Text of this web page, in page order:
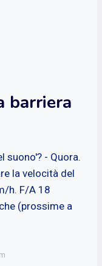
barriera
suono'? - Quora.
la velocità del
h. F/A 18
(prossime a